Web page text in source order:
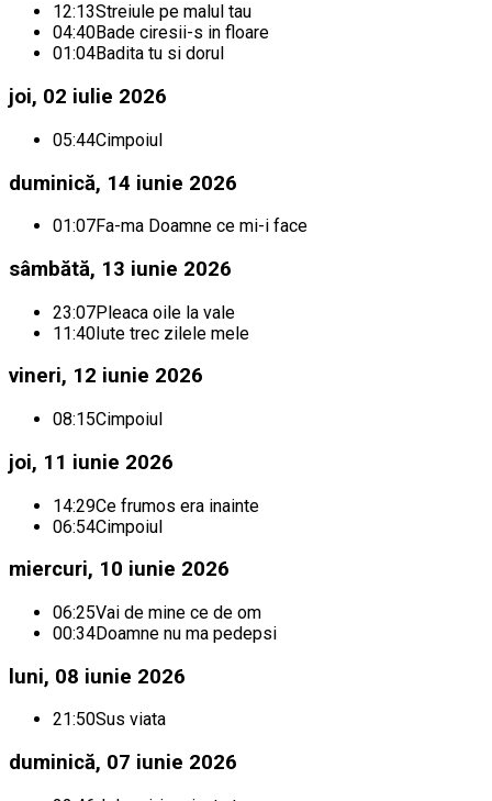
12:13Streiule pe malul tau
04:40Bade ciresii-s in floare
01:04Badita tu si dorul
joi, 02 iulie 2026
05:44Cimpoiul
duminică, 14 iunie 2026
01:07Fa-ma Doamne ce mi-i face
sâmbătă, 13 iunie 2026
23:07Pleaca oile la vale
11:40Iute trec zilele mele
vineri, 12 iunie 2026
08:15Cimpoiul
joi, 11 iunie 2026
14:29Ce frumos era inainte
06:54Cimpoiul
miercuri, 10 iunie 2026
06:25Vai de mine ce de om
00:34Doamne nu ma pedepsi
luni, 08 iunie 2026
21:50Sus viata
duminică, 07 iunie 2026